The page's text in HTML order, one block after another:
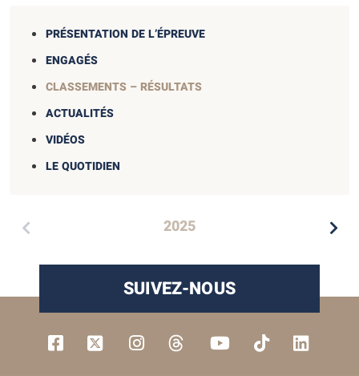
PRÉSENTATION DE L’ÉPREUVE
ENGAGÉS
CLASSEMENTS – RÉSULTATS
ACTUALITÉS
VIDÉOS
LE QUOTIDIEN
2025
SUIVEZ-NOUS